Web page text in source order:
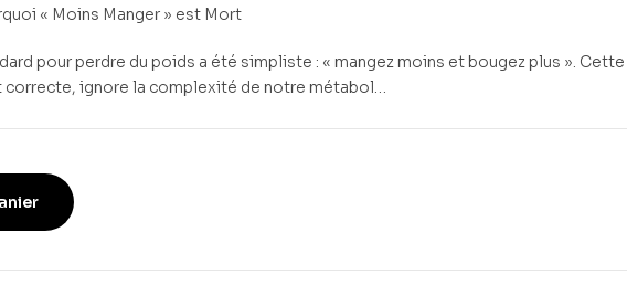
« Moins Manger » est Mort
pour perdre du poids a été simpliste : « mangez moins et bougez plus ». Cette
correcte, ignore la complexité de notre métabol…